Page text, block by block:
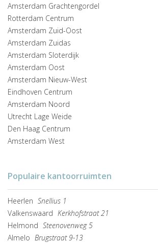
Amsterdam Grachtengordel
Rotterdam Centrum
Amsterdam Zuid-Oost
Amsterdam Zuidas
Amsterdam Sloterdijk
Amsterdam Oost
Amsterdam Nieuw-West
Eindhoven Centrum
Amsterdam Noord
Utrecht Lage Weide
Den Haag Centrum
Amsterdam West
Populaire kantoorruimten
Heerlen Snellius 1
Valkenswaard Kerkhofstraat 21
Helmond Steenovenweg 5
Almelo Brugstraat 9-13